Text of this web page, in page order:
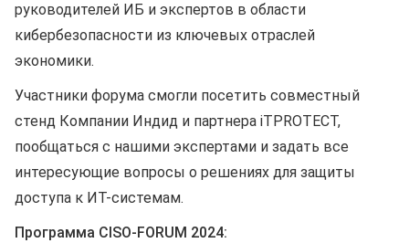
руководителей ИБ и экспертов в области
кибербезопасности из ключевых отраслей
экономики.
Участники форума смогли посетить совместный
стенд Компании Индид и партнера iTPROTECT,
пообщаться с нашими экспертами и задать все
интересующие вопросы о решениях для защиты
доступа к ИТ-системам.
Программа CISO-FORUM 2024: